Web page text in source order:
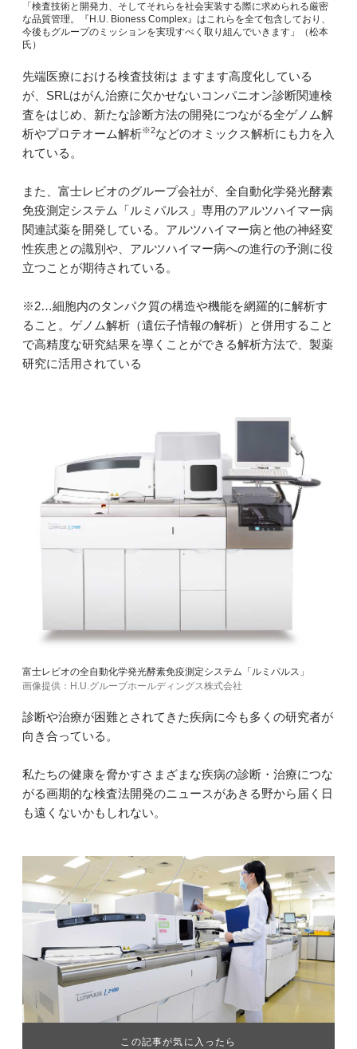
「検査技術と開発力、そしてそれらを社会実装する際に求められる厳密
な品質管理。『H.U. Bioness Complex』はこれらを全て包含しており、
今後もグループのミッションを実現すべく取り組んでいきます」（松本
氏）
先端医療における検査技術は ますます高度化している
が、SRLはがん治療に欠かせないコンパニオン診断関連検
査をはじめ、新たな診断方法の開発につながる全ゲノム解
析やプロテオーム解析※2などのオミックス解析にも力を入
れている。
また、富士レビオのグループ会社が、全自動化学発光酵素
免疫測定システム「ルミパルス」専用のアルツハイマー病
関連試薬を開発している。アルツハイマー病と他の神経変
性疾患との識別や、アルツハイマー病への進行の予測に役
立つことが期待されている。
※2…細胞内のタンパク質の構造や機能を網羅的に解析す
ること。ゲノム解析（遺伝子情報の解析）と併用すること
で高精度な研究結果を導くことができる解析方法で、製薬
研究に活用されている
富士レビオの全自動化学発光酵素免疫測定システム「ルミパルス」
画像提供：H.U.グループホールディングス株式会社
診断や治療が困難とされてきた疾病に今も多くの研究者が
向き合っている。
私たちの健康を脅かすさまざまな疾病の診断・治療につな
がる画期的な検査法開発のニュースがあきる野から届く日
も遠くないかもしれない。
この記事が気に入ったら